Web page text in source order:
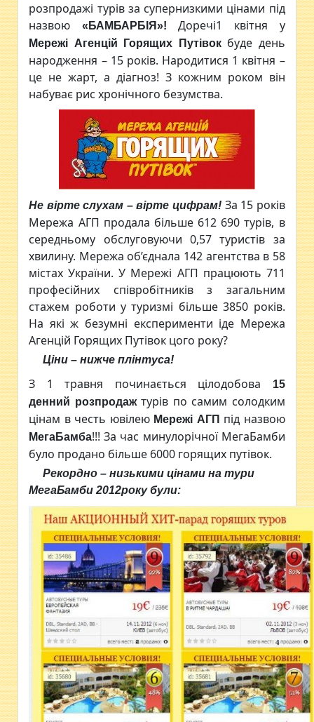
розпродажі турів за супернизкими цінами під
назвою
«БАМБАРБІЯ»! Доречі1 квітня у
Мережі Агенцій Горящих Путівокбуде день
народження – 15 років. Народитися 1 квітня –
це не жарт, а діагноз! З кожним роком він
набуває рис хронічного безумства.
Не вірте слухам – вірте цифрам! За 15 років
Мережа АГП продала більше 612 690 турів, в
середньому обслуговуючи 0,57 туристів за
хвилину. Мережа об’єднала 142 агентства в 58
містах України. У Мережі АГП працюють 711
професійних співробітників з загальним
стажем роботи у туризмі більше 3850 років.
На які ж безумні експерименти іде Мережа
Агенцій Горящих Путівок цого року?
Ціни – нижче плінтуса!
З 1 травня починається цілодобова
15
денний розпродажтурів по самим солодким
цінам в честь ювілею Мережі АГП під назвою
МегаБамба!!! За час минулорічної МегаБамби
було продано більше 6000 горящих путівок.
Рекордно – низькими цінами на тури
МегаБамби 2012року були: